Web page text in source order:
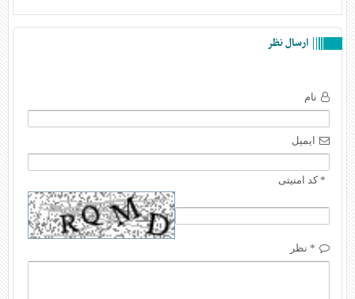
ارسال نظر
نام
ایمیل
* کد امنیتی
* نظر